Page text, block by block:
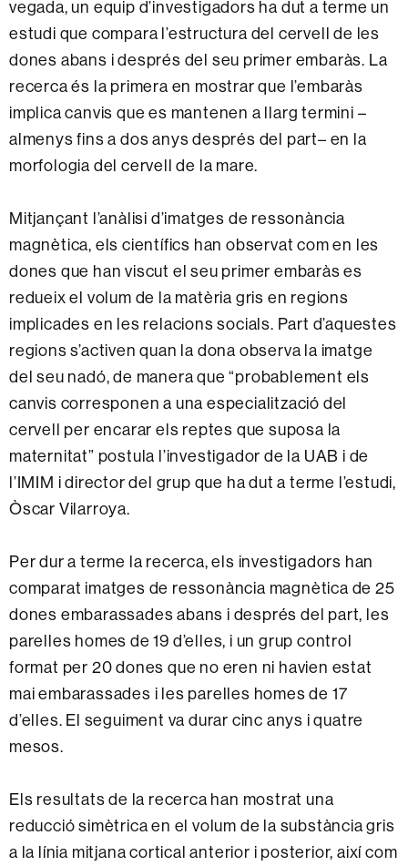
vegada, un equip d’investigadors ha dut a terme un
estudi que compara l’estructura del cervell de les
dones abans i després del seu primer embaràs. La
recerca és la primera en mostrar que l’embaràs
implica canvis que es mantenen a llarg termini –
almenys fins a dos anys després del part– en la
morfologia del cervell de la mare.
Mitjançant l’anàlisi d’imatges de ressonància
magnètica, els científics han observat com en les
dones que han viscut el seu primer embaràs es
redueix el volum de la matèria gris en regions
implicades en les relacions socials. Part d’aquestes
regions s’activen quan la dona observa la imatge
del seu nadó, de manera que “probablement els
canvis corresponen a una especialització del
cervell per encarar els reptes que suposa la
maternitat” postula l’investigador de la UAB i de
l’IMIM i director del grup que ha dut a terme l’estudi,
Òscar Vilarroya.
Per dur a terme la recerca, els investigadors han
comparat imatges de ressonància magnètica de 25
dones embarassades abans i després del part, les
parelles homes de 19 d’elles, i un grup control
format per 20 dones que no eren ni havien estat
mai embarassades i les parelles homes de 17
d’elles. El seguiment va durar cinc anys i quatre
mesos.
Els resultats de la recerca han mostrat una
reducció simètrica en el volum de la substància gris
a la línia mitjana cortical anterior i posterior, així com